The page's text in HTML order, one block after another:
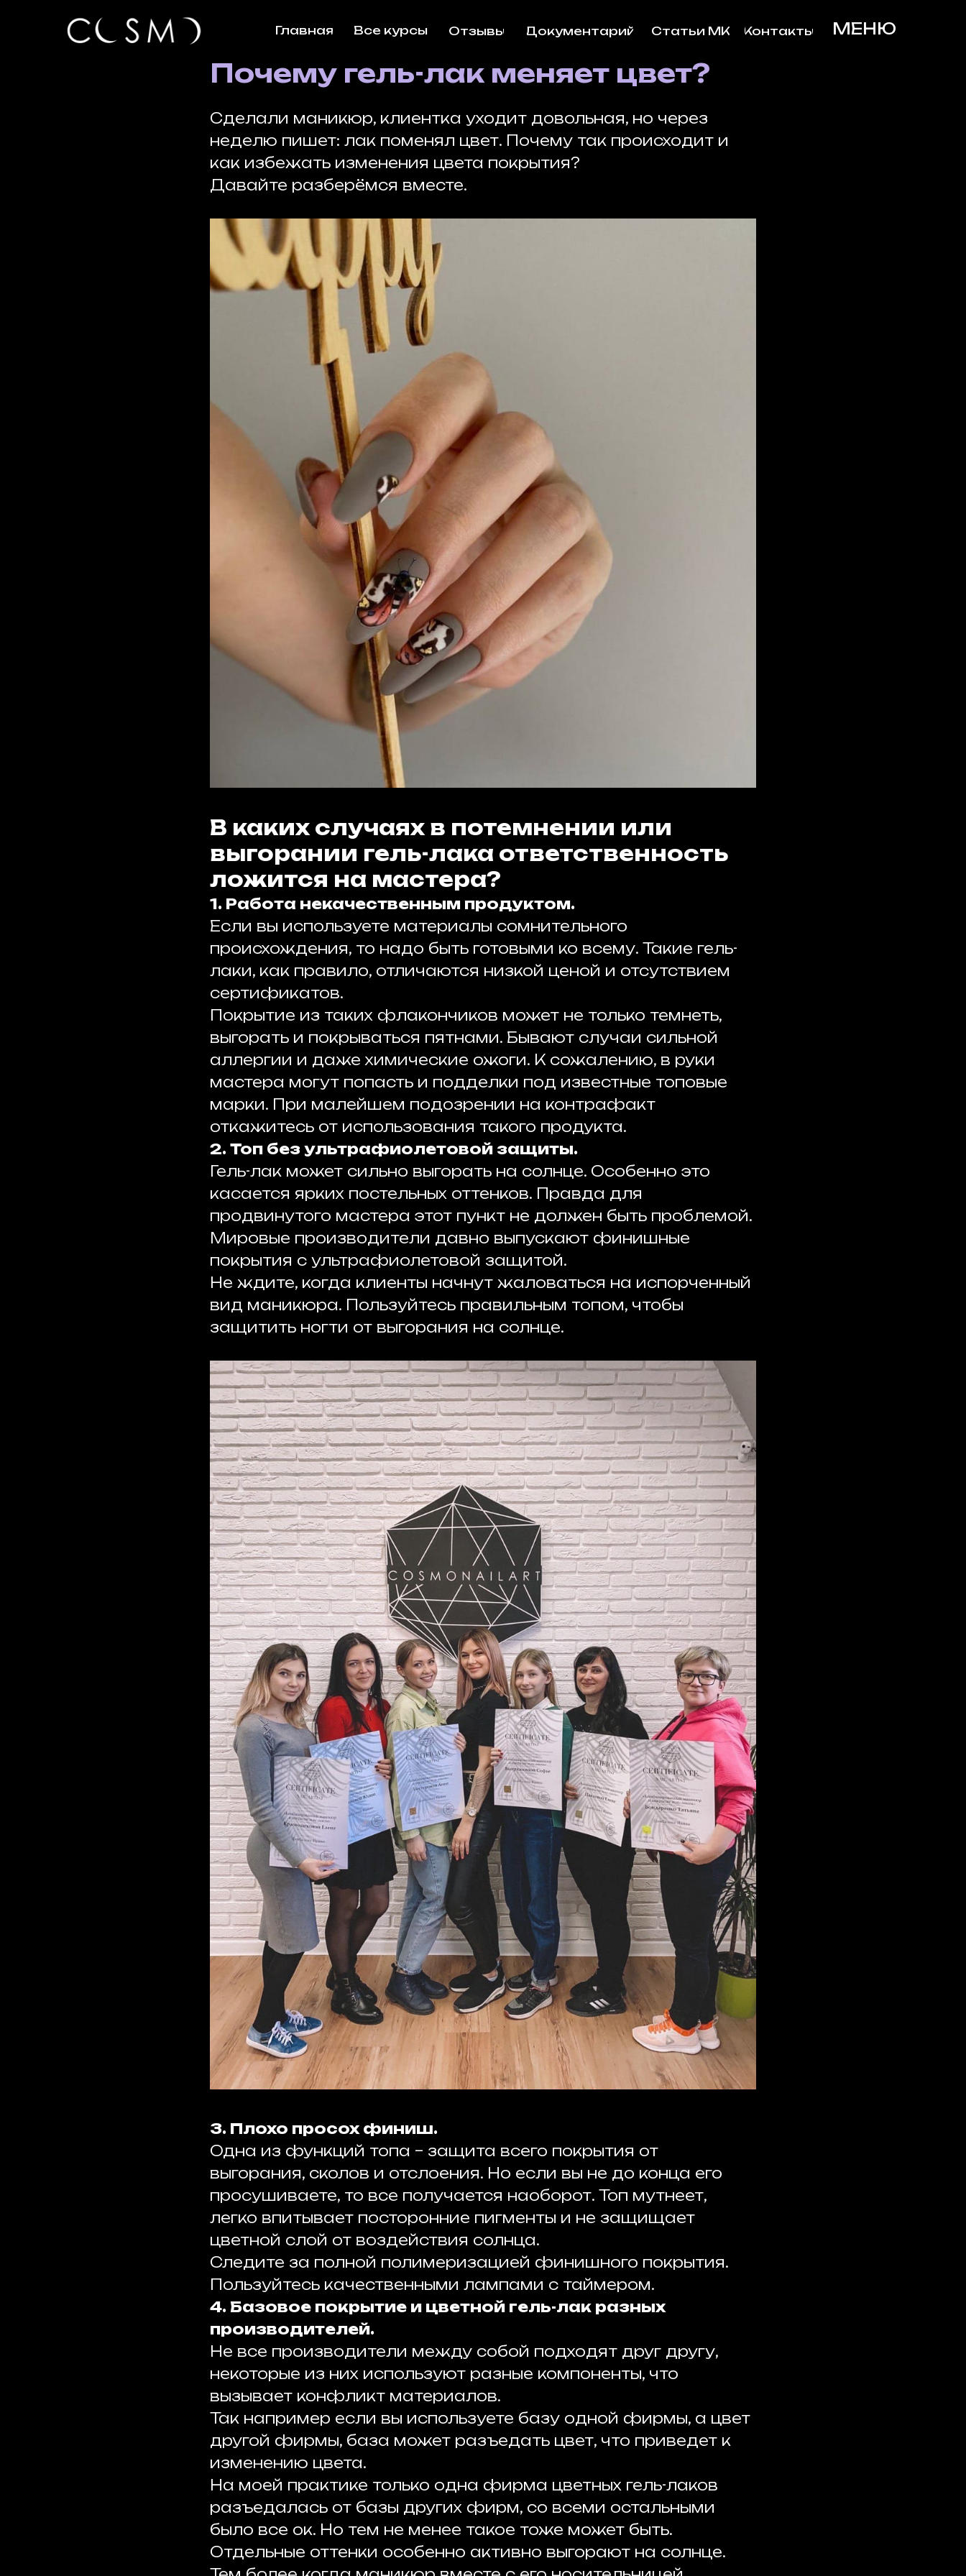
МЕНЮ
Статьи МК Контакты
Отзывы
Все курсы Документарий
Главная
Почему гель-лак меняет цвет?
Сделали маникюр, клиентка уходит довольная, но через
неделю пишет: лак поменял цвет. Почему так происходит и
как избежать изменения цвета покрытия?
Давайте разберёмся вместе.
В каких случаях в потемнении или
выгорании гель-лака ответственность
ложится на мастера?
1. Работа некачественным продуктом.
Если вы используете материалы сомнительного
происхождения, то надо быть готовыми ко всему. Такие гель-
лаки, как правило, отличаются низкой ценой и отсутствием
сертификатов.
Покрытие из таких флакончиков может не только темнеть,
выгорать и покрываться пятнами. Бывают случаи сильной
аллергии и даже химические ожоги. К сожалению, в руки
мастера могут попасть и подделки под известные топовые
марки. При малейшем подозрении на контрафакт
откажитесь от использования такого продукта.
2. Топ без ультрафиолетовой защиты.
Гель-лак может сильно выгорать на солнце. Особенно это
касается ярких постельных оттенков. Правда для
продвинутого мастера этот пункт не должен быть проблемой.
Мировые производители давно выпускают финишные
покрытия с ультрафиолетовой защитой.
Не ждите, когда клиенты начнут жаловаться на испорченный
вид маникюра. Пользуйтесь правильным топом, чтобы
защитить ногти от выгорания на солнце.
3. Плохо просох финиш.
Одна из функций топа – защита всего покрытия от
выгорания, сколов и отслоения. Но если вы не до конца его
просушиваете, то все получается наоборот. Топ мутнеет,
легко впитывает посторонние пигменты и не защищает
цветной слой от воздействия солнца.
Следите за полной полимеризацией финишного покрытия.
Пользуйтесь качественными лампами с таймером.
4. Базовое покрытие и цветной гель-лак разных
производителей.
Не все производители между собой подходят друг другу,
некоторые из них используют разные компоненты, что
вызывает конфликт материалов.
Так например если вы используете базу одной фирмы, а цвет
другой фирмы, база может разъедать цвет, что приведет к
изменению цвета.
На моей практике только одна фирма цветных гель-лаков
разъедалась от базы других фирм, со всеми остальными
было все ок. Но тем не менее такое тоже может быть.
Отдельные оттенки особенно активно выгорают на солнце.